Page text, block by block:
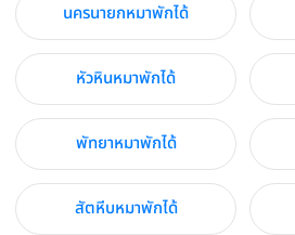
นครนายกหมาพักได้
หัวหินหมาพักได้
พัทยาหมาพักได้
สัตหีบหมาพักได้